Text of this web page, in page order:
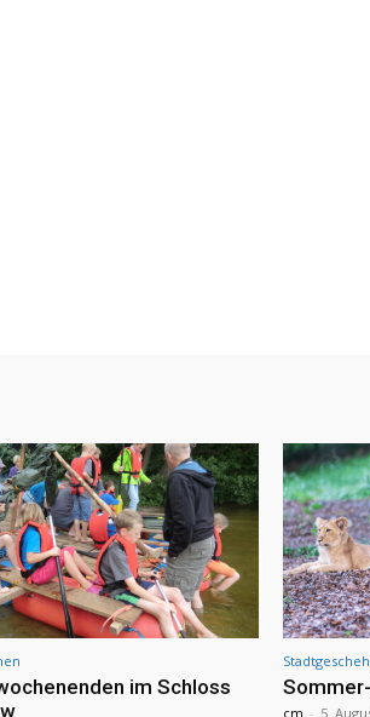
im Schloss
cm - 5.